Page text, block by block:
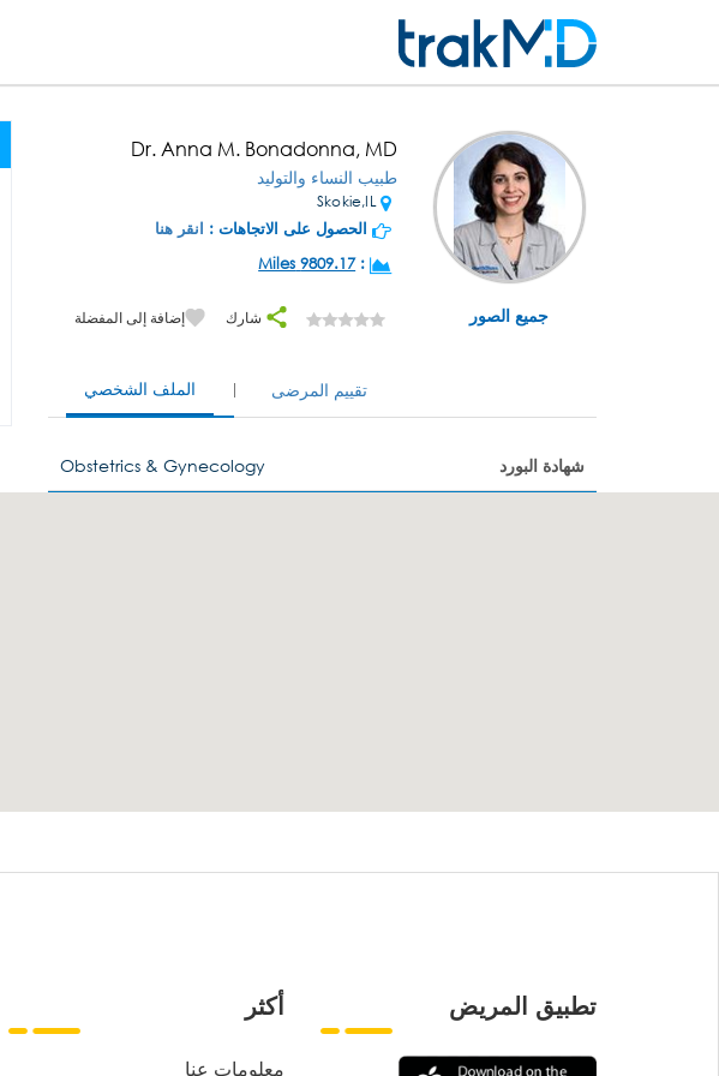
جميع الصور
Dr. Anna M. Bonadonna, MD
طبيب النساء والتوليد
Skokie,IL
الحصول على الاتجاهات : انقر هنا
:
9809.17 Miles
شارك إضافة إلى المفضلة
الملف الشخصي تقييم المرضى
شهادة البورد Obstetrics & Gynecology
أكثر
معلومات عنا
تطبيق المريض